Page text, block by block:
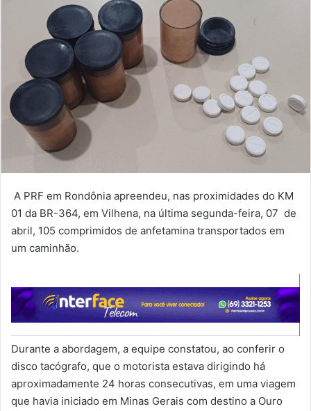
A PRF em Rondônia apreendeu, nas proximidades do KM
01 da BR-364, em Vilhena, na última segunda-feira, 07 de
abril, 105 comprimidos de anfetamina transportados em
um caminhão.
Durante a abordagem, a equipe constatou, ao conferir o
disco tacógrafo, que o motorista estava dirigindo há
aproximadamente 24 horas consecutivas, em uma viagem
que havia iniciado em Minas Gerais com destino a Ouro